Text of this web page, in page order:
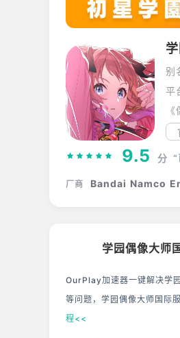
别
平
9.5 分
厂商 Bandai Namco
学园偶像大师
OurPlay加速器一键解决学
等问题，学园偶像大师国际
程<<